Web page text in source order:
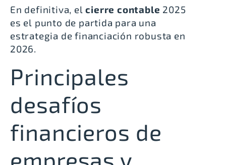
En definitiva, elcierre contable 2025
es el punto de partida para una
estrategia de financiación robusta en
2026.
Principales
desafíos
financieros de
empresas y